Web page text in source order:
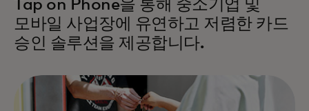
Tap on Phone을 통해 중소기업 및
모바일 사업장에 유연하고 저렴한 카드
승인 솔루션을 제공합니다.